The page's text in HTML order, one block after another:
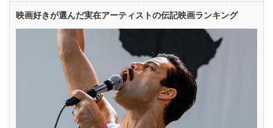
映画好きが選んだ実在アーティストの伝記映画ランキング